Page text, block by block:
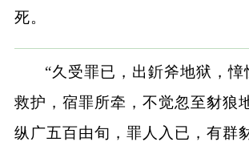
死。
“久受罪已，出釿斧地狱，慞
救护，宿罪所牵，不觉忽至豺狼
纵广五百由旬，罪人入已，有群